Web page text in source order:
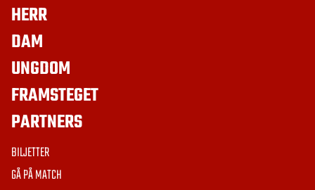
HERR
DAM
UNGDOM
FRAMSTEGET
PARTNERS
BILJETTER
GÅ PÅ MATCH